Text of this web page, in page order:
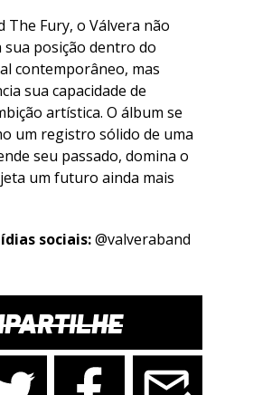
The Fury, o Válvera não
posição dentro do
contemporâneo, mas
sua capacidade de
artística. O álbum se
um registro sólido de uma
seu passado, domina o
um futuro ainda mais
sociais:@valveraband